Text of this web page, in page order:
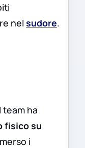
nel sudore.
team ha
fisico su
i